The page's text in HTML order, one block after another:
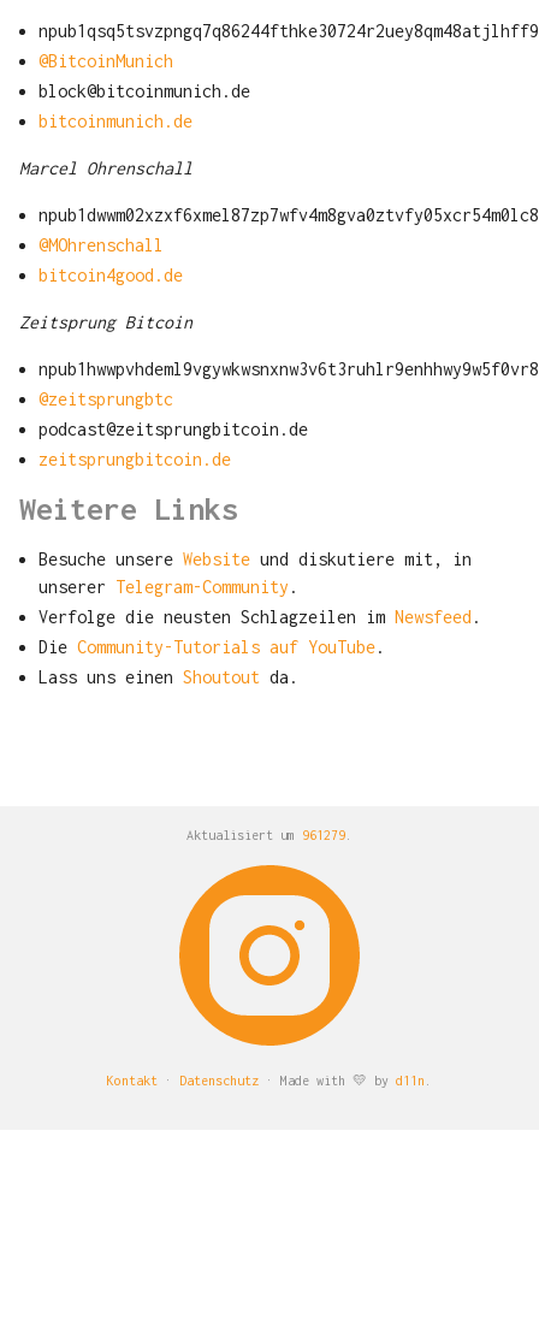
@BitcoinMunich
block@bitcoinmunich.de
bitcoinmunich.de
Marcel Ohrenschall
@MOhrenschall
bitcoin4good.de
Zeitsprung Bitcoin
@zeitsprungbtc
podcast@zeitsprungbitcoin.de
zeitsprungbitcoin.de
Weitere Links
Besuche unsere Website und diskutiere mit, in
unserer Telegram-Community .
Verfolge die neusten Schlagzeilen im Newsfeed .
Die Community-Tutorials auf YouTube.
Lass uns einen Shoutout da.
Aktualisiert um 961279.
Kontakt · Datenschutz · Made with 💛 by d11n .